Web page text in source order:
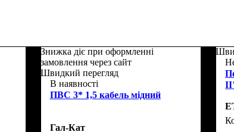
Знижка діє при оформленні
замовлення через сайт
Швидкий перегляд
В наявності
ПВС 3* 1,5 кабель мідний
Гал-Кат